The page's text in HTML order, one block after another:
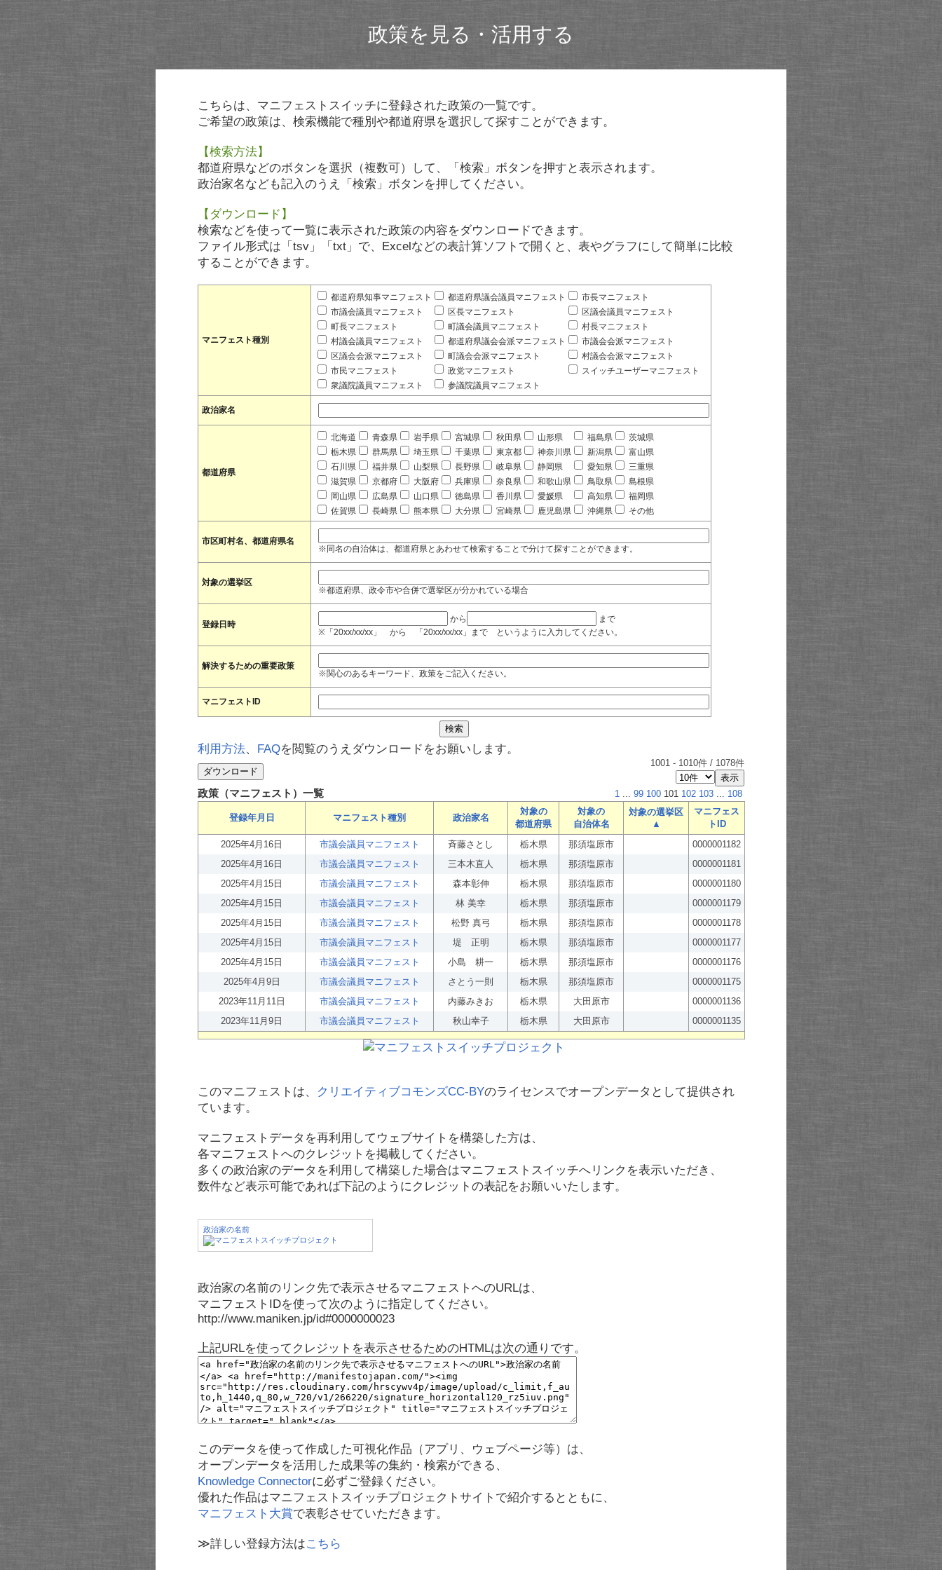
政策を見る・活用する
こちらは、マニフェストスイッチに登録された政策の一覧です。
ご希望の政策は、検索機能で種別や都道府県を選択して探すことができます。
【検索方法】
都道府県などのボタンを選択（複数可）して、「検索」ボタンを押すと表示されます。
政治家名なども記入のうえ「検索」ボタンを押してください。
【ダウンロード】
検索などを使って一覧に表示された政策の内容をダウンロードできます。
ファイル形式は「tsv」「txt」で、Excelなどの表計算ソフトで開くと、表やグラフにして簡単に比較
することができます。
マニフェスト種別
都道府県知事マニフェスト 都道府県議会議員マニフェスト
市長マニフェスト
市議会議員マニフェスト
区長マニフェスト
区議会議員マニフェスト
町長マニフェスト
町議会議員マニフェスト
村長マニフェスト
村議会議員マニフェスト
都道府県議会会派マニフェスト
市議会会派マニフェスト
区議会会派マニフェスト
町議会会派マニフェスト
村議会会派マニフェスト
市民マニフェスト
政党マニフェスト
スイッチユーザーマニフェスト
衆議院議員マニフェスト
参議院議員マニフェスト
政治家名
都道府県
北海道 青森県 岩手県 宮城県 秋田県 山形県 福島県
茨城県
栃木県
群馬県 埼玉県 千葉県 東京都 神奈川県 新潟県
富山県
石川県
福井県 山梨県 長野県 岐阜県 静岡県 愛知県
三重県
滋賀県
京都府 大阪府 兵庫県 奈良県 和歌山県 鳥取県
島根県
岡山県
広島県 山口県 徳島県 香川県 愛媛県 高知県
福岡県
佐賀県
長崎県 熊本県 大分県 宮崎県 鹿児島県 沖縄県 その他
市区町村名、都道府県名
※同名の自治体は、都道府県とあわせて検索することで分けて探すことができます。
対象の選挙区
※都道府県、政令市や合併で選挙区が分かれている場合
登録日時
から
まで
※「20xx/xx/xx」 から 「20xx/xx/xx」まで というように入力してください。
解決するための重要政策
※関心のあるキーワード、政策をご記入ください。
マニフェストID
利用方法、 FAQを閲覧のうえダウンロードをお願いします。
1001 - 1010件 / 1078件
政策（マニフェスト）一覧 1 ... 99 100 101 102 103 ... 108
登録年月日 マニフェスト種別 政治家名
対象の
都道府県
対象の
自治体名
対象の選挙区
▲
マニフェス
トID
2025年4月16日
市議会議員マニフェスト 斉藤さとし 栃木県 那須塩原市
0000001182
2025年4月16日
市議会議員マニフェスト 三本木直人 栃木県 那須塩原市
0000001181
2025年4月15日
市議会議員マニフェスト 森本彰伸 栃木県 那須塩原市
0000001180
2025年4月15日
市議会議員マニフェスト 林 美幸 栃木県 那須塩原市
0000001179
2025年4月15日
市議会議員マニフェスト 松野 真弓 栃木県 那須塩原市
0000001178
2025年4月15日
市議会議員マニフェスト 堤 正明 栃木県 那須塩原市
0000001177
2025年4月15日
市議会議員マニフェスト 小島 耕一 栃木県 那須塩原市
0000001176
2025年4月9日
市議会議員マニフェスト さとう一則 栃木県 那須塩原市
0000001175
2023年11月11日
市議会議員マニフェスト 内藤みきお 栃木県 大田原市
0000001136
2023年11月9日
市議会議員マニフェスト 秋山幸子 栃木県 大田原市 0000001135
このマニフェストは、 クリエイティブコモンズCC-BYのライセンスでオープンデータとして提供され
ています。
マニフェストデータを再利用してウェブサイトを構築した方は、
各マニフェストへのクレジットを掲載してください。
多くの政治家のデータを利用して構築した場合はマニフェストスイッチへリンクを表示いただき、
数件など表示可能であれば下記のようにクレジットの表記をお願いいたします。
政治家の名前
政治家の名前のリンク先で表示させるマニフェストへのURLは、
マニフェストIDを使って次のように指定してください。
http://www.maniken.jp/id#0000000023
上記URLを使ってクレジットを表示させるためのHTMLは次の通りです。
このデータを使って作成した可視化作品（アプリ、ウェブページ等）は、
オープンデータを活用した成果等の集約・検索ができる、
Knowledge Connectorに必ずご登録ください。
優れた作品はマニフェストスイッチプロジェクトサイトで紹介するとともに、
マニフェスト大賞で表彰させていただきます。
≫詳しい登録方法はこちら